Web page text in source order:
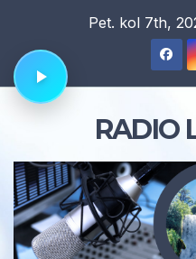
content
Pet. kol 7th,
RADIO